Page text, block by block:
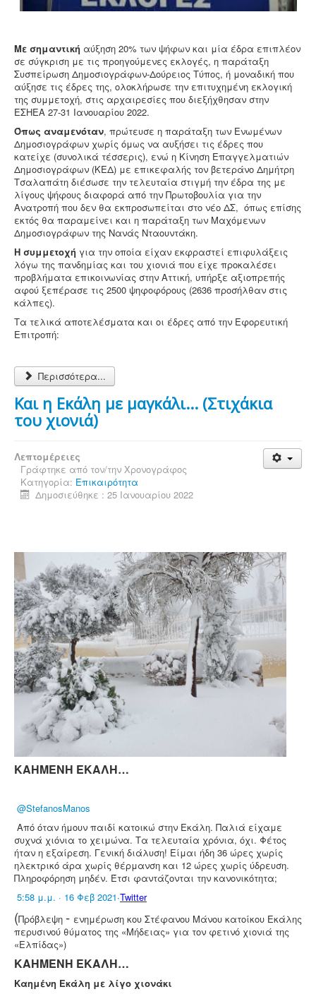
Με σημαντική αύξηση 20% των ψήφων και μία έδρα επιπλέον
σε σύγκριση με τις προηγούμενες εκλογές, η παράταξη
Συσπείρωση Δημοσιογράφων-Δούρειος Τύπος, ή μοναδική που
αύξησε τις έδρες της, ολοκλήρωσε την επιτυχημένη εκλογική
της συμμετοχή, στις αρχαιρεσίες που διεξήχθησαν στην
ΕΣΗΕΑ 27-31 Ιανουαρίου 2022.
Όπως αναμενόταν, πρώτευσε η παράταξη των Ενωμένων
Δημοσιογράφων χωρίς όμως να αυξήσει τις έδρες που
κατείχε (συνολικά τέσσερις), ενώ η Κίνηση Επαγγελματιών
Δημοσιογράφων (ΚΕΔ) με επικεφαλής τον βετεράνο Δημήτρη
Τσαλαπάτη διέσωσε την τελευταία στιγμή την έδρα της με
λίγους ψήφους διαφορά από την Πρωτοβουλία για την
Ανατροπή που δεν θα εκπροσωπείται στο νέο ΔΣ, όπως επίσης
εκτός θα παραμείνει και η παράταξη των Μαχόμενων
Δημοσιογράφων της Νανάς Νταουντάκη.
Η συμμετοχή για την οποία είχαν εκφραστεί επιφυλάξεις
λόγω της πανδημίας και του χιονιά που είχε προκαλέσει
προβλήματα επικοινωνίας στην Αττική, υπήρξε αξιοπρεπής
αφού ξεπέρασε τις 2500 ψηφοφόρους (2636 προσήλθαν στις
κάλπες).
Τα τελικά αποτελέσματα και οι έδρες από την Εφορευτική
Επιτροπή:
Περισσότερα...
Και η Εκάλη με μαγκάλι... (Στιχάκια
του χιονιά)
Λεπτομέρειες
Γράφτηκε από τον/την Χρονογράφος
Κατηγορία: Επικαιρότητα
Δημοσιεύθηκε : 25 Ιανουαρίου 2022
ΚΑΗΜΕΝΗ ΕΚΑΛΗ…
@StefanosManos
Από όταν ήμουν παιδί κατοικώ στην Εκάλη. Παλιά είχαμε
συχνά χιόνια το χειμώνα. Τα τελευταία χρόνια, όχι. Φέτος
ήταν η εξαίρεση. Γενική διάλυση! Είμαι ήδη 36 ώρες χωρίς
ηλεκτρικό άρα χωρίς θέρμανση και 12 ώρες χωρίς ύδρευση.
Πληροφόρηση μηδέν. Έτσι φαντάζονται την κανονικότητα;
5:58 μ.μ. · 16 Φεβ 2021·Twitter
(Πρόβλεψη - ενημέρωση κου Στέφανου Μάνου κατοίκου Εκάλης
περυσινού θύματος της «Μήδειας» για τον φετινό χιονιά της
«Ελπίδας»)
ΚΑΗΜΕΝΗ ΕΚΑΛΗ…
Καημένη Εκάλη με λίγο χιονάκι